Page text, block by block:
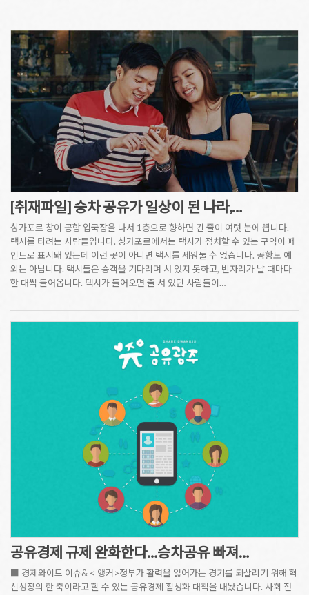
[취재파일] 승차 공유가 일상이 된 나라,…
싱가포르 창이 공항 입국장을 나서 1층으로 향하면 긴 줄이 여럿 눈에 띕니다.
택시를 타려는 사람들입니다. 싱가포르에서는 택시가 정차할 수 있는 구역이 페
인트로 표시돼 있는데 이런 곳이 아니면 택시를 세워둘 수 없습니다. 공항도 예
외는 아닙니다. 택시들은 승객을 기다리며 서 있지 못하고, 빈자리가 날 때마다
한 대씩 들어옵니다. 택시가 들어오면 줄 서 있던 사람들이…
공유경제 규제 완화한다…승차공유 빠져…
■ 경제와이드 이슈& < 앵커>정부가 활력을 잃어가는 경기를 되살리기 위해 혁
신성장의 한 축이라고 할 수 있는 공유경제 활성화 대책을 내놨습니다. 사회 전